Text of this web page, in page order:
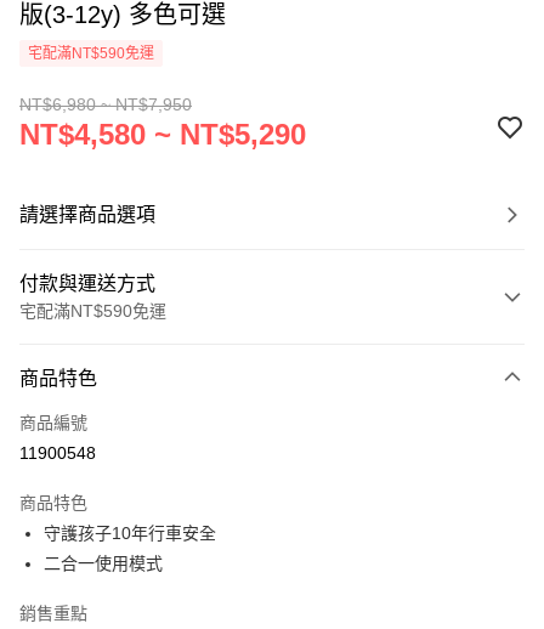
版(3-12y) 多色可選
宅配滿NT$590免運
NT$6,980 ~ NT$7,950
NT$4,580 ~ NT$5,290
請選擇商品選項
付款與運送方式
宅配滿NT$590免運
信用卡一次付款
LINE Pay
街口支付
悠遊付
Google Pay
商品特色
商品編號
11900548
商品特色
守護孩子10年行車安全
二合一使用模式
銷售重點